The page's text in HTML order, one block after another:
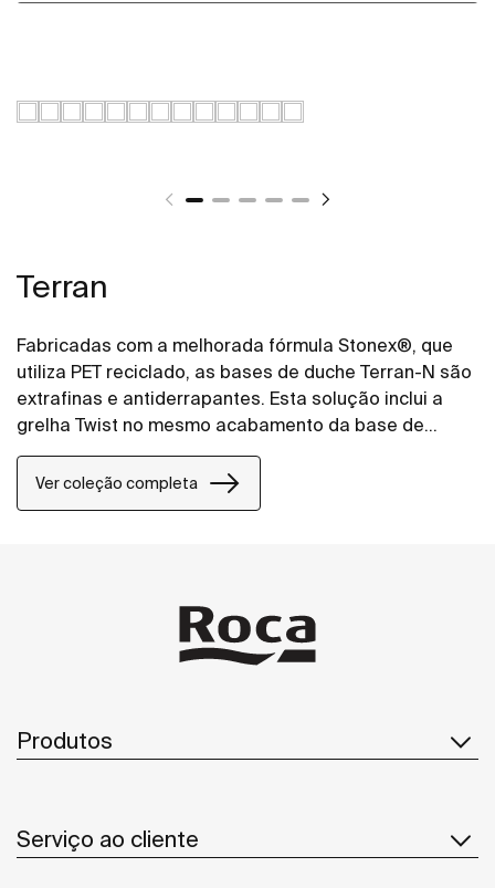
Terran
Fabricadas com a melhorada fórmula Stonex®, que
utiliza PET reciclado, as bases de duche Terran-N são
extrafinas e antiderrapantes. Esta solução inclui a
grelha Twist no mesmo acabamento da base de
duche, mas o design pode ser alterado adicionando
uma grelha Mosaico ou Tijolo.
Ver coleção completa
Produtos
Serviço ao cliente